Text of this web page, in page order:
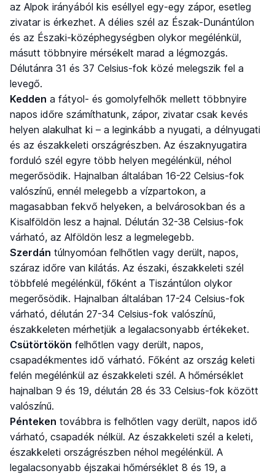
az Alpok irányából kis eséllyel egy-egy zápor, esetleg
zivatar is érkezhet. A délies szél az Észak-Dunántúlon
és az Északi-középhegységben olykor megélénkül,
másutt többnyire mérsékelt marad a légmozgás.
Délutánra 31 és 37 Celsius-fok közé melegszik fel a
levegő.
Kedden a fátyol- és gomolyfelhők mellett többnyire
napos időre számíthatunk, zápor, zivatar csak kevés
helyen alakulhat ki – a leginkább a nyugati, a délnyugati
és az északkeleti országrészben. Az északnyugatira
forduló szél egyre több helyen megélénkül, néhol
megerősödik. Hajnalban általában 16-22 Celsius-fok
valószínű, ennél melegebb a vízpartokon, a
magasabban fekvő helyeken, a belvárosokban és a
Kisalföldön lesz a hajnal. Délután 32-38 Celsius-fok
várható, az Alföldön lesz a legmelegebb.
Szerdán túlnyomóan felhőtlen vagy derült, napos,
száraz időre van kilátás. Az északi, északkeleti szél
többfelé megélénkül, főként a Tiszántúlon olykor
megerősödik. Hajnalban általában 17-24 Celsius-fok
várható, délután 27-34 Celsius-fok valószínű,
északkeleten mérhetjük a legalacsonyabb értékeket.
Csütörtökön felhőtlen vagy derült, napos,
csapadékmentes idő várható. Főként az ország keleti
felén megélénkül az északkeleti szél. A hőmérséklet
hajnalban 9 és 19, délután 28 és 33 Celsius-fok között
valószínű.
Pénteken továbbra is felhőtlen vagy derült, napos idő
várható, csapadék nélkül. Az északkeleti szél a keleti,
északkeleti országrészben néhol megélénkül. A
legalacsonyabb éjszakai hőmérséklet 8 és 19, a